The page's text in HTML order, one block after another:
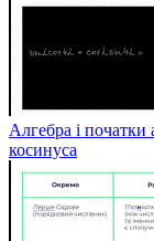
Алгебра і початки
косинуса